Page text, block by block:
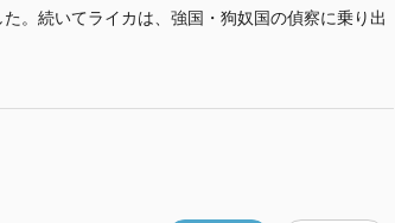
。続いてライカは、強国・狗奴国の偵察に乗り出